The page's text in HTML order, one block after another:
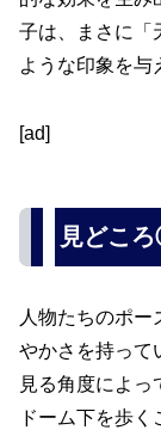
子は、まさに「
ような印象を与
[ad]
見どこ
人物たちのポ
やかさを持って
見る角度によっ
ドーム下を歩